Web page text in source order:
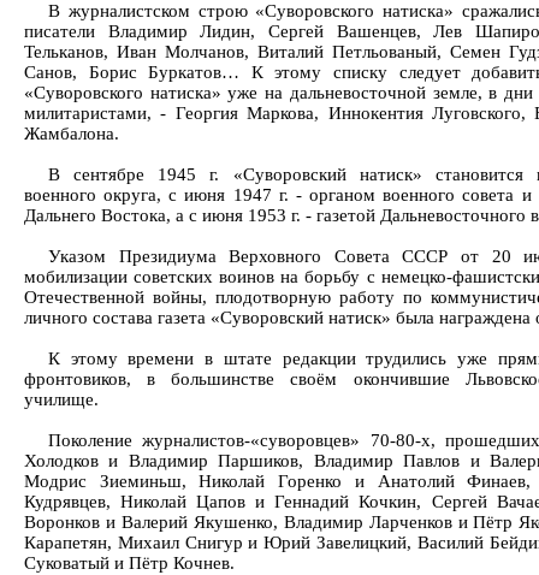
В журналистском строю «Суворовского натиска»
писатели Владимир Лидин, Сергей Вашенцев, Лев
Тельканов, Иван Молчанов, Виталий Петльованый, Семен
Санов, Борис Буркатов… К этому списку следует
«Суворовского натиска» уже на дальневосточной земле, в
милитаристами, - Георгия Маркова, Иннокентия Луговского,
Жамбалона.
В сентябре 1945 г. «Суворовский натиск» становится
военного округа, с июня 1947 г. - органом военного совета и
Дальнего Востока, а с июня 1953 г. - газетой Дальневосточного
Указом Президиума Верховного Совета СССР от 20
мобилизации советских воинов на борьбу с немецко-
Отечественной войны, плодотворную работу по
личного состава газета «Суворовский натиск» была
К этому времени в штате редакции трудились уже
фронтовиков, в большинстве своём окончившие
училище.
Поколение журналистов-«суворовцев» 70-80-х,
Холодков и Владимир Паршиков, Владимир Павлов и
Модрис Зиеминьш, Николай Горенко и Анатолий Финаев,
Кудрявцев, Николай Цапов и Геннадий Кочкин, Сергей
Воронков и Валерий Якушенко, Владимир Ларченков и Пётр
Карапетян, Михаил Снигур и Юрий Завелицкий, Василий
Суковатый и Пётр Кочнев.